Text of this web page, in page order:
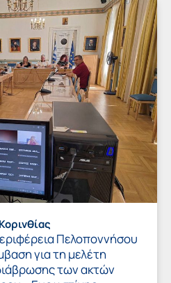
Πελοποννήσου
για τη μελέτη
των ακτών